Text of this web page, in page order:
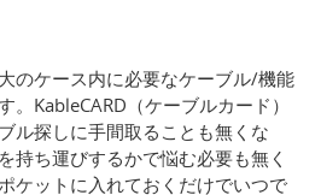
のケース内に必要なケーブル/機能
。KableCARD（ケーブルカード）
ル探しに手間取ることも無くな
持ち運びするかで悩む必要も無く
ケットに入れておくだけでいつで